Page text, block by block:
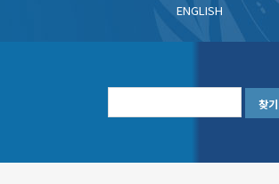
ENGLISH